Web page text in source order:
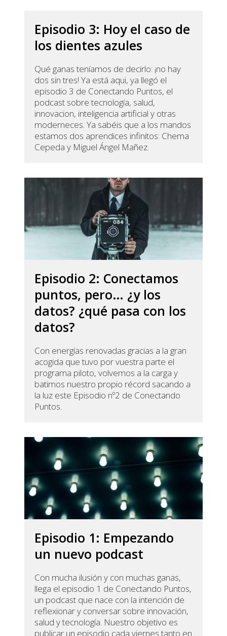
Episodio 3: Hoy el caso de
los dientes azules
Qué ganas teníamos de decirlo: ¡no hay
dos sin tres! Ya está aqui, ya llegó el
episodio 3 de Conectando Puntos, el
podcast sobre tecnología, salud,
innovacion, inteligencia artificial y otras
moderneces. Ya sabéis que a los mandos
estamos dos aprendices infinitos: Chema
Cepeda y Miguel Ángel Mañez.
Episodio 2: Conectamos
puntos, pero… ¿y los
datos? ¿qué pasa con los
datos?
Con energías renovadas gracias a la gran
acogida que tuvo por vuestra parte el
programa piloto, volvemos a la carga y
batimos nuestro propio récord sacando a
la luz este Episodio nº2 de Conectando
Puntos.
Episodio 1: Empezando
un nuevo podcast
Con mucha ilusión y con muchas ganas,
llega el episodio 1 de Conectando Puntos,
un podcast que nace con la intención de
reflexionar y conversar sobre innovación,
salud y tecnología. Nuestro objetivo es
publicar un episodio cada viernes tanto en